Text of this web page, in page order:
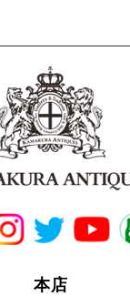
本店